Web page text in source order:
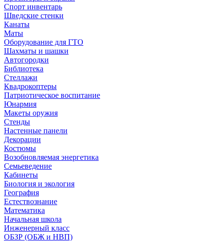
Спорт инвентарь
Шведские стенки
Канаты
Маты
Оборудование для ГТО
Шахматы и шашки
Автогородки
Библиотека
Стеллажи
Квадрокоптеры
Патриотическое воспитание
Юнармия
Макеты оружия
Стенды
Настенные панели
Декорации
Костюмы
Возобновляемая энергетика
Семьеведение
Кабинеты
Биология и экология
География
Естествознание
Математика
Начальная школа
Инженерный класс
ОБЗР (ОБЖ и НВП)